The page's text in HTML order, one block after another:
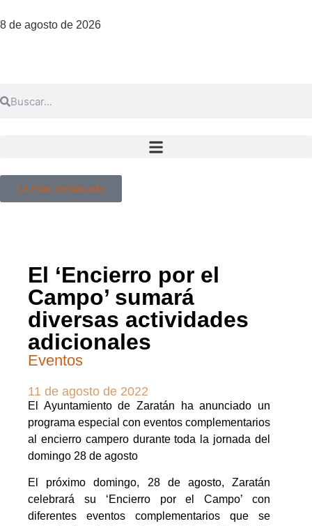
8 de agosto de 2026
Lo más destacado
El ‘Encierro por el
Campo’ sumará
diversas actividades
adicionales
Eventos
11 de agosto de 2022
El Ayuntamiento de Zaratán ha anunciado un
programa especial con eventos complementarios
al encierro campero durante toda la jornada del
domingo 28 de agosto
El próximo domingo, 28 de agosto, Zaratán
celebrará su ‘Encierro por el Campo’ con
diferentes eventos complementarios que se